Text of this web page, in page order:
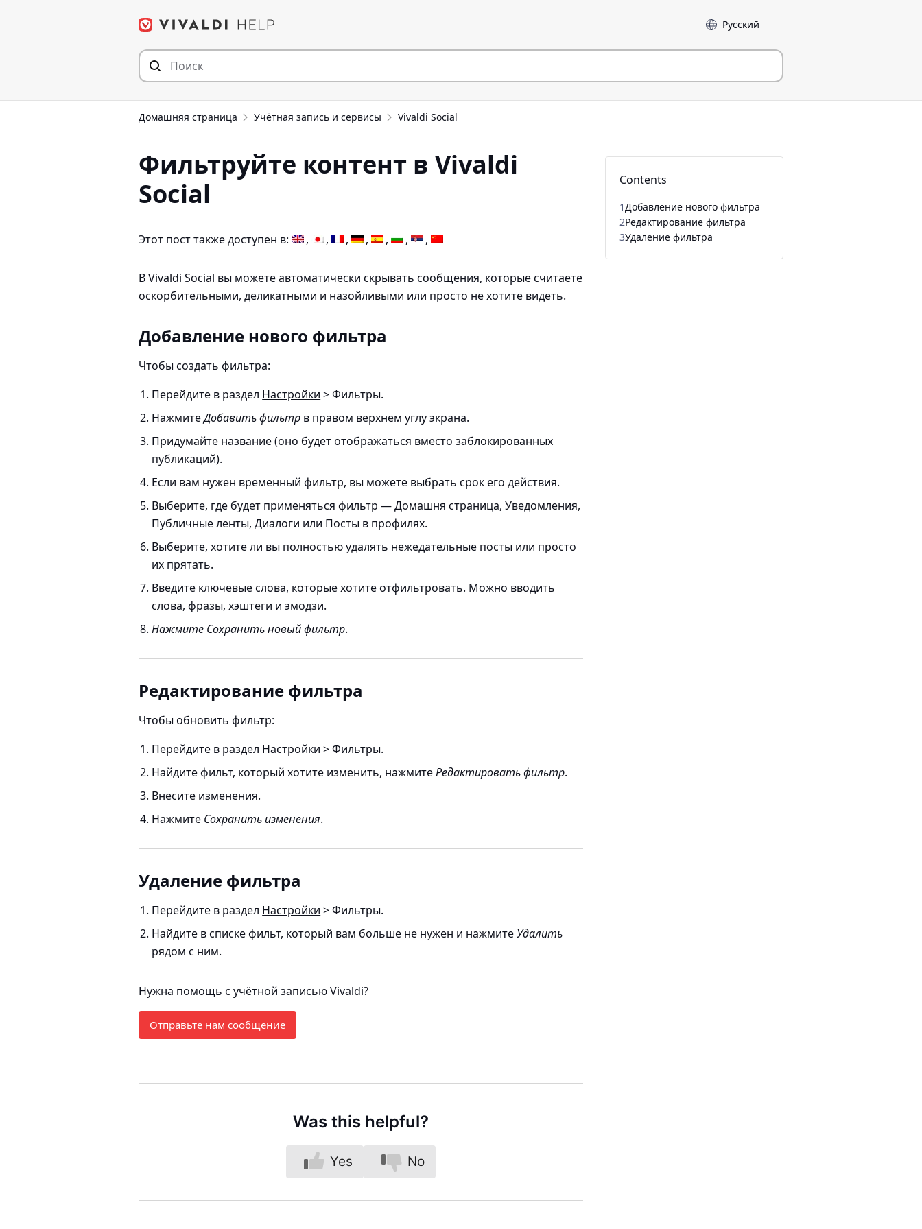
Language
Домашняя страница Учётная запись и сервисы Vivaldi Social
Фильтруйте контент в Vivaldi
Social
Этот пост также доступен в:
ВVivaldi Social вы можете автоматически скрывать сообщения, которые считаете
оскорбительными, деликатными и назойливыми или просто не хотите видеть.
Добавление нового фильтра
Чтобы создать фильтра:
Перейдите в раздел Настройки > Фильтры.
НажмитеДобавить фильтр в правом верхнем углу экрана.
Придумайте название (оно будет отображаться вместо заблокированных
публикаций).
Если вам нужен временный фильтр, вы можете выбрать срок его действия.
Выберите, где будет применяться фильтр — Домашня страница, Уведомления,
Публичные ленты, Диалоги или Посты в профилях.
Выберите, хотите ли вы полностью удалять нежедательные посты или просто
их прятать.
Введите ключевые слова, которые хотите отфильтровать. Можно вводить
слова, фразы, хэштеги и эмодзи.
Нажмите Сохранить новый фильтр.
Редактирование фильтра
Чтобы обновить фильтр:
Перейдите в раздел Настройки > Фильтры.
Найдите фильт, который хотите изменить, нажмитеРедактировать фильтр.
Внесите изменения.
Нажмите Сохранить изменения.
Удаление фильтра
Перейдите в раздел Настройки > Фильтры.
Найдите в списке фильт, который вам больше не нужен и нажмитеУдалить
рядом с ним.
Нужна помощь с учётной записью Vivaldi?
Отправьте нам сообщение
Was this helpful?
Yes No
Contents
1Добавление нового фильтра
2Редактирование фильтра
3Удаление фильтра